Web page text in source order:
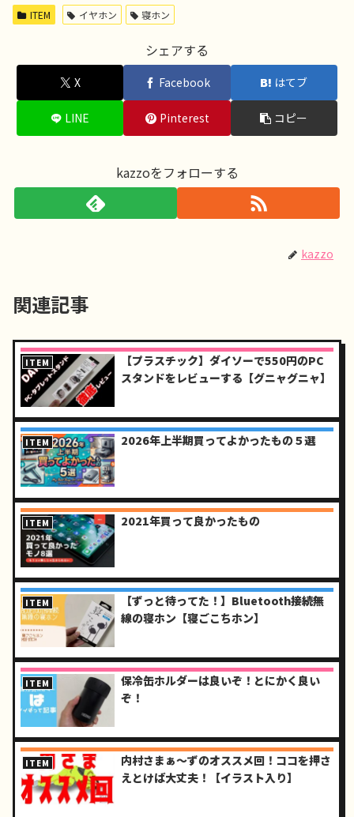
ITEM イヤホン 寝ホン
シェアする
X Facebook はてブ
LINE Pinterest コピー
kazzoをフォローする
kazzo
関連記事
ITEM
【プラスチック】ダイソーで550円のPC
スタンドをレビューする【グニャグニャ】
ITEM 2026年上半期買ってよかったもの５選
ITEM 2021年買って良かったもの
ITEM
【ずっと待ってた！】Bluetooth接続無
線の寝ホン【寝ごこちホン】
ITEM
保冷缶ホルダーは良いぞ！とにかく良い
ぞ！
ITEM
内村さまぁ～ずのオススメ回！ココを押さ
えとけば大丈夫！【イラスト入り】